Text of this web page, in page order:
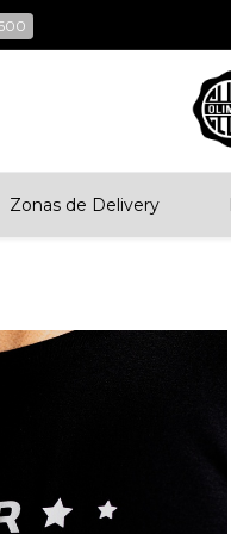
Zonas de Delivery